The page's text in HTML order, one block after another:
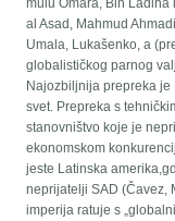
al Asad, Mahmud
Umala, Lukašenko, a
globalističkog parnog
Najozbiljnija prepreka je
svet. Prepreka s
stanovništvo koje je
ekonomskom
jeste Latinska
neprijatelji SAD (Čavez,
imperija ratuje s